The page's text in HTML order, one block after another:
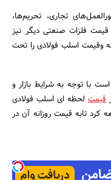
تجاری، تحریم‌ها،
قیمت فلزات صنعتی دیگر نیز
وقیمت اسلب فولادی را تحت
با توجه به شرایط بازار و
قیمت لحظه ای اسلب فولادی
کرد تابه قیمت روزانه آن در